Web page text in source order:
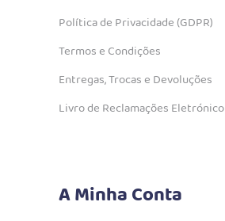
Política de Privacidade (GDPR)
Termos e Condições
Entregas, Trocas e Devoluções
Livro de Reclamações Eletrónico
A Minha Conta